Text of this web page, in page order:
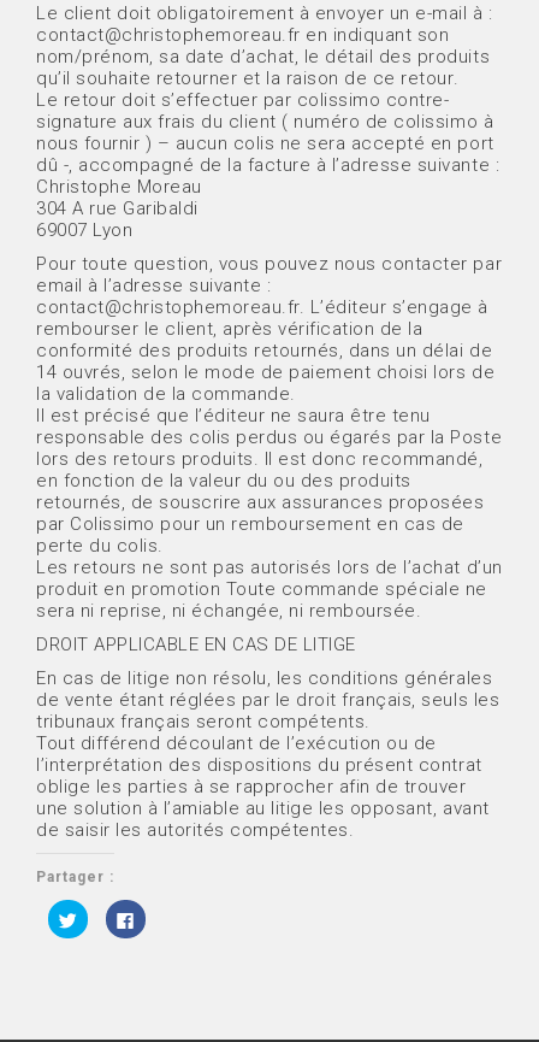
Le client doit obligatoirement à envoyer un e-mail à :
contact@christophemoreau.fr en indiquant son
nom/prénom, sa date d’achat, le détail des produits
qu’il souhaite retourner et la raison de ce retour.
Le retour doit s’effectuer par colissimo contre-
signature aux frais du client ( numéro de colissimo à
nous fournir ) – aucun colis ne sera accepté en port
dû -, accompagné de la facture à l’adresse suivante :
Christophe Moreau
304 A rue Garibaldi
69007 Lyon
Pour toute question, vous pouvez nous contacter par
email à l’adresse suivante :
contact@christophemoreau.fr. L’éditeur s’engage à
rembourser le client, après vérification de la
conformité des produits retournés, dans un délai de
14 ouvrés, selon le mode de paiement choisi lors de
la validation de la commande.
Il est précisé que l’éditeur ne saura être tenu
responsable des colis perdus ou égarés par la Poste
lors des retours produits. Il est donc recommandé,
en fonction de la valeur du ou des produits
retournés, de souscrire aux assurances proposées
par Colissimo pour un remboursement en cas de
perte du colis.
Les retours ne sont pas autorisés lors de l’achat d’un
produit en promotion Toute commande spéciale ne
sera ni reprise, ni échangée, ni remboursée.
DROIT APPLICABLE EN CAS DE LITIGE
En cas de litige non résolu, les conditions générales
de vente étant réglées par le droit français, seuls les
tribunaux français seront compétents.
Tout différend découlant de l’exécution ou de
l’interprétation des dispositions du présent contrat
oblige les parties à se rapprocher afin de trouver
une solution à l’amiable au litige les opposant, avant
de saisir les autorités compétentes.
Partager :
C
l
C
l